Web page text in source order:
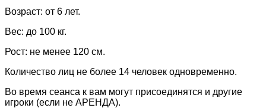
Возраст: от 6 лет.
Вес: до 100 кг.
Рост: не менее 120 см.
Количество лиц не более 14 человек одновременно.
Во время сеанса к вам могут присоединятся и другие
игроки (если не АРЕНДА).